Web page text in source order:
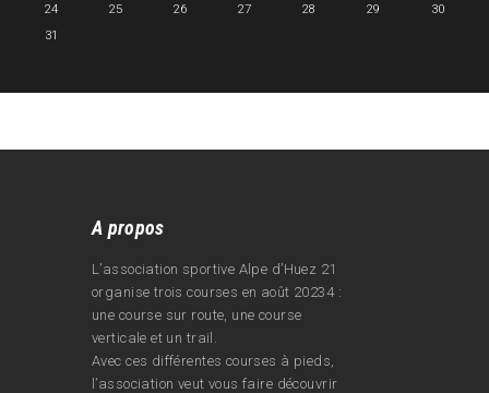
24
25 26 27 28 29
30
31
A propos
L’association sportive Alpe d’Huez 21
organise trois courses en août 20234 :
une course sur route, une course
verticale et un trail.
Avec ces différentes courses à pieds,
l’association veut vous faire découvrir